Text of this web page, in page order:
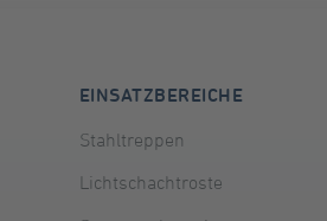
EINSATZBEREICHE
Stahltreppen
Lichtschachtroste